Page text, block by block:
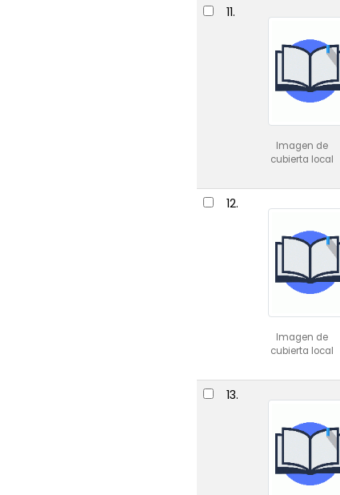
11.
Imagen de
cubierta local
12.
Imagen de
cubierta local
13.